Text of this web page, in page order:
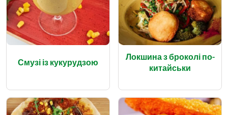
Смузі із кукурудзою
Локшина з броколі по-
китайськи